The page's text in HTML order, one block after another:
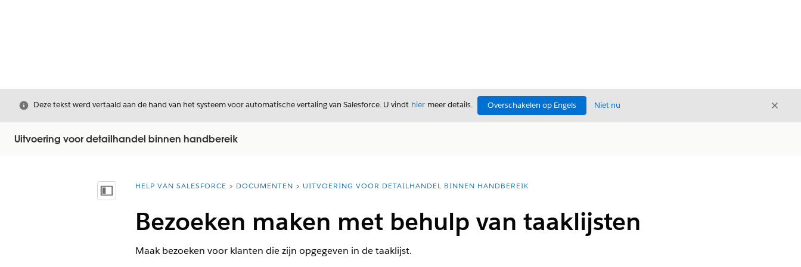
Sluiten
Deze tekst werd vertaald aan de hand van het systeem voor automatische vertaling van Salesforce. U vindt hier meer details. Overschakelen op Engels Niet nu Sluiten
Uitvoering voor detailhandel binnen handbereik
Inhoudsopgave weergeven
U bent hier:
HELP VAN SALESFORCE DOCUMENTEN UITVOERING VOOR DETAILHANDEL BINNEN HANDBEREIK
Bezoeken maken met behulp van taaklijsten
Maak bezoeken voor klanten die zijn opgegeven in de taaklijst.